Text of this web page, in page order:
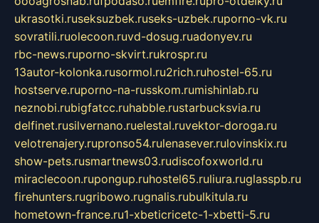
ukrasotki.ruseksuzbek.ruseks-uzbek.ruporno-vk.ru
sovratili.ruolecoon.ruvd-dosug.ruadonyev.ru
rbc-news.ruporno-skvirt.rukrospr.ru
13autor-kolonka.rusormol.ru2rich.ruhostel-65.ru
hostserve.ruporno-na-russkom.rumishinlab.ru
neznobi.rubigfatcc.ruhabble.rustarbucksvia.ru
delfinet.rusilvernano.ruelestal.ruvektor-doroga.ru
velotrenajery.rupronso54.rulenasever.rulovinskix.ru
show-pets.rusmartnews03.rudiscofoxworld.ru
miraclecoon.rupongup.ruhostel65.ruliura.ruglasspb.ru
firehunters.rugribowo.rugnalis.rubulkitula.ru
hometown-france.ru1-xbeticricetc-1-xbetti-5.ru